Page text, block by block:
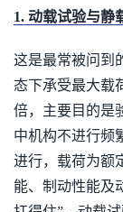
1. 动载试验与静
这是最常被问到
态下承受最大载
倍，主要目的是
中机构不进行频
进行，载荷为额
能、制动性能及